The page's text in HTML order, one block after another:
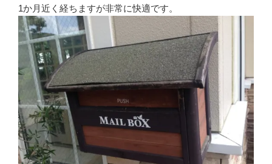
1か月近く経ちますが非常に快適です。